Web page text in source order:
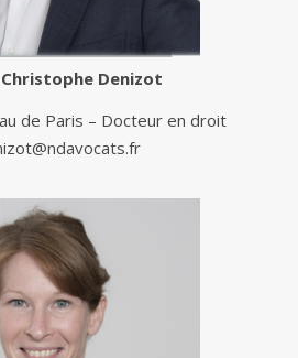
Christophe Denizot
de Paris – Docteur en droit